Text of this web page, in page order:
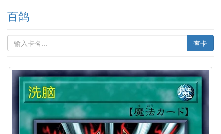
百鸽
查卡